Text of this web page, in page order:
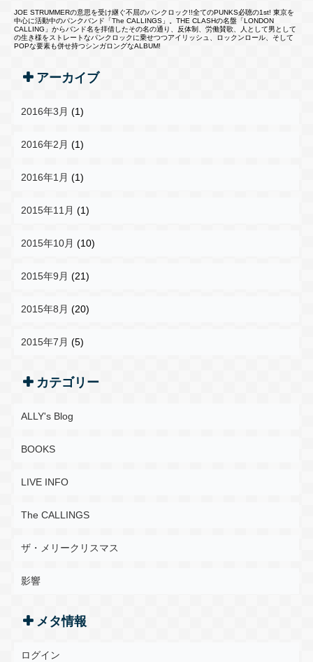
JOE STRUMMERの意思を受け継ぐ不屈のパンクロック!!全てのPUNKS必聴の1st! 東京を
中心に活動中のパンクバンド「The CALLINGS」。THE CLASHの名盤「LONDON
CALLING」からバンド名を拝借したその名の通り、反体制、労働賛歌、人として男として
の生き様をストレートなパンクロックに乗せつつアイリッシュ、ロックンロール、そして
POPな要素も併せ持つシンガロングなALBUM!
アーカイブ
2016年3月 (1)
2016年2月 (1)
2016年1月 (1)
2015年11月 (1)
2015年10月 (10)
2015年9月 (21)
2015年8月 (20)
2015年7月 (5)
カテゴリー
ALLY's Blog
BOOKS
LIVE INFO
The CALLINGS
ザ・メリークリスマス
影響
メタ情報
ログイン